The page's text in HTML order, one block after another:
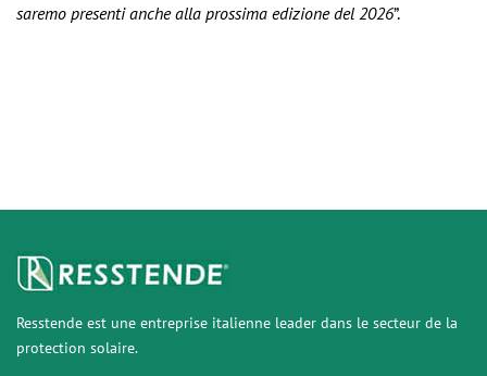
saremo presenti anche alla prossima edizione del 2026”.
Resstende est une entreprise italienne leader dans le secteur de la
protection solaire.